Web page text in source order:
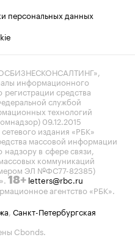
персональных данных
информационного
регистрации средства
службой
технологий
09.12.2015
издания «РБК»
массовой информации
в сфере связи,
коммуникаций
ЭЛ №ФС77-82385)
18+ letters@rbc.ru
агентство «РБК».
Санкт-Петербургская
Cbonds.